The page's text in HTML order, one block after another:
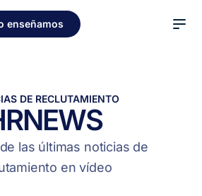
enseñamos
DE RECLUTAMIENTO
NEWS
las últimas noticias de
en vídeo